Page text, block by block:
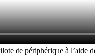
de périphérique à l’aide